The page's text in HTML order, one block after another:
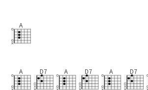
A
A D7 A D7 A D7